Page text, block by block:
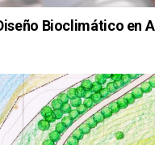
Bioclimático en